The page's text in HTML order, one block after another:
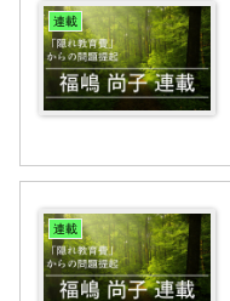
連載
連載